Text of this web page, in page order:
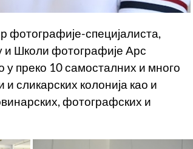
фотографије-специјалиста,
и Школи фотографије Арс
у преко 10 самосталних и много
сликарских колонија као и
фотографских и